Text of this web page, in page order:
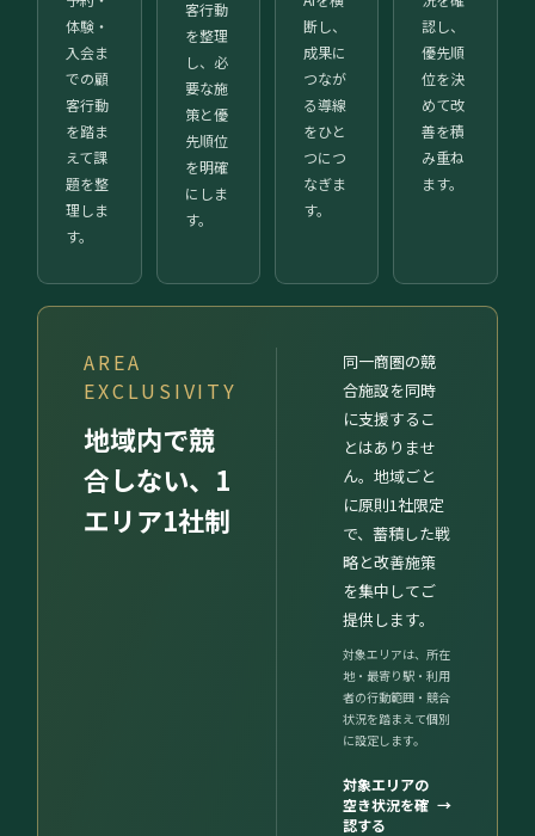
体験・
入会ま
での顧
客行動
を踏ま
えて課
題を整
理しま
す。
客行動
を整理
し、必
要な施
策と優
先順位
を明確
にしま
す。
断し、
成果に
つなが
る導線
をひと
つにつ
なぎま
す。
認し、
優先順
位を決
めて改
善を積
み重ね
ます。
AREA
EXCLUSIVITY
地域内で競
合しない、1
エリア1社制
同一商圏の競
合施設を同時
に支援するこ
とはありませ
ん。地域ごと
に原則1社限定
で、蓄積した戦
略と改善施策
を集中してご
提供します。
対象エリアは、所在
地・最寄り駅・利用
者の行動範囲・競合
状況を踏まえて個別
に設定します。
対象エリアの
空き状況を確
認する
→